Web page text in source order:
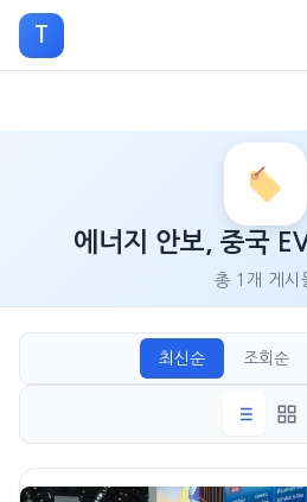
T
에너지 안보, 중국
총 1개 게시
최신순 조회순